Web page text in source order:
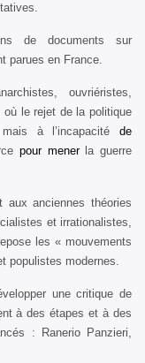
de documents sur
parues en France.
ouvriéristes,
le rejet de la politique
à l’incapacité de
pour menerla guerre
aux anciennes théories
et irrationalistes,
les « mouvements
populistes modernes.
une critique de
à des étapes et à des
: Ranerio Panzieri,